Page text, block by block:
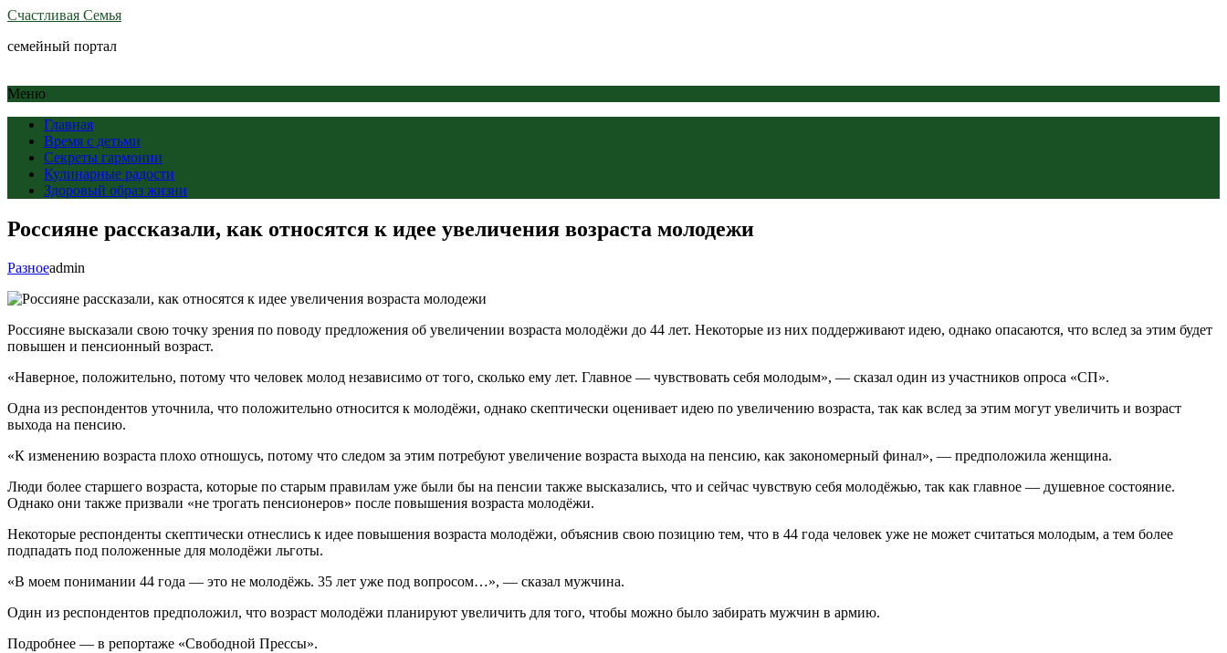
Счастливая Семья
семейный портал
Меню
Главная
Время с детьми
Секреты гармонии
Кулинарные радости
Здоровый образ жизни
Россияне рассказали, как относятся к идее увеличения возраста молодежи
Разноеadmin
Россияне высказали свою точку зрения по поводу предложения об увеличении возраста молодёжи до 44 лет. Некоторые из них поддерживают идею, однако опасаются, что вслед за этим будет
повышен и пенсионный возраст.
«Наверное, положительно, потому что человек молод независимо от того, сколько ему лет. Главное — чувствовать себя молодым», — сказал один из участников опроса «СП».
Одна из респондентов уточнила, что положительно относится к молодёжи, однако скептически оценивает идею по увеличению возраста, так как вслед за этим могут увеличить и возраст
выхода на пенсию.
«К изменению возраста плохо отношусь, потому что следом за этим потребуют увеличение возраста выхода на пенсию, как закономерный финал», — предположила женщина.
Люди более старшего возраста, которые по старым правилам уже были бы на пенсии также высказались, что и сейчас чувствую себя молодёжью, так как главное — душевное состояние.
Однако они также призвали «не трогать пенсионеров» после повышения возраста молодёжи.
Некоторые респонденты скептически отнеслись к идее повышения возраста молодёжи, объяснив свою позицию тем, что в 44 года человек уже не может считаться молодым, а тем более
подпадать под положенные для молодёжи льготы.
«В моем понимании 44 года — это не молодёжь. 35 лет уже под вопросом…», — сказал мужчина.
Один из респондентов предположил, что возраст молодёжи планируют увеличить для того, чтобы можно было забирать мужчин в армию.
Подробнее — в репортаже «Свободной Прессы».